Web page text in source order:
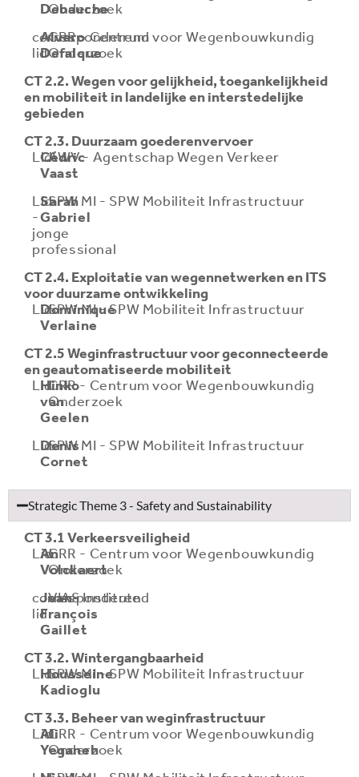
Debauche
Onderzoek
corresponderend
lid
Alvaro
Defalque
CRR - Centrum voor Wegenbouwkundig
Onderzoek
CT 2.2. Wegen voor gelijkheid, toegankelijkheid
en mobiliteit in landelijke en interstedelijke
gebieden
CT 2.3. Duurzaam goederenvervoer
Lid
Cédric
Vaast
AWV - Agentschap Wegen Verkeer
Lid
-
jonge
professional
Sarah
Gabriel
SPW MI - SPW Mobiliteit Infrastructuur
CT 2.4. Exploitatie van wegennetwerken en ITS
voor duurzame ontwikkeling
Lid
Dominique
Verlaine
SPW MI - SPW Mobiliteit Infrastructuur
CT 2.5 Weginfrastructuur voor geconnecteerde
en geautomatiseerde mobiliteit
Lid
Hinko
van
Geelen
CRR - Centrum voor Wegenbouwkundig
Onderzoek
Lid
Denis
Cornet
SPW MI - SPW Mobiliteit Infrastructuur
Strategic Theme 3 - Safety and Sustainability
CT 3.1 Verkeersveiligheid
Lid
An
Volckaert
CRR - Centrum voor Wegenbouwkundig
Onderzoek
corresponderend
lid
Jean-
François
Gaillet
VIAS Institute
CT 3.2. Wintergangbaarheid
Lid
Housseine
Kadioglu
SPW MI - SPW Mobiliteit Infrastructuur
CT 3.3. Beheer van weginfrastructuur
Lid
Ali
Yeganeh
CRR - Centrum voor Wegenbouwkundig
Onderzoek